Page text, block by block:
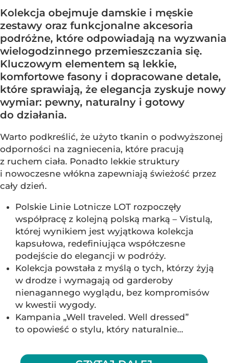
Kolekcja obejmuje damskie i męskie
zestawy oraz funkcjonalne akcesoria
podróżne, które odpowiadają na wyzwania
wielogodzinnego przemieszczania się.
Kluczowym elementem są lekkie,
komfortowe fasony i dopracowane detale,
które sprawiają, że elegancja zyskuje nowy
wymiar: pewny, naturalny i gotowy
do działania.
Warto podkreślić, że użyto tkanin o podwyższonej
odporności na zagniecenia, które pracują
z ruchem ciała. Ponadto lekkie struktury
i nowoczesne włókna zapewniają świeżość przez
cały dzień.
Polskie Linie Lotnicze LOT rozpoczęły
współpracę z kolejną polską marką – Vistulą,
której wynikiem jest wyjątkowa kolekcja
kapsułowa, redefiniująca współczesne
podejście do elegancji w podróży.
Kolekcja powstała z myślą o tych, którzy żyją
w drodze i wymagają od garderoby
nienagannego wyglądu, bez kompromisów
w kwestii wygody.
Kampania „Well traveled. Well dressed”
to opowieść o stylu, który naturalnie...